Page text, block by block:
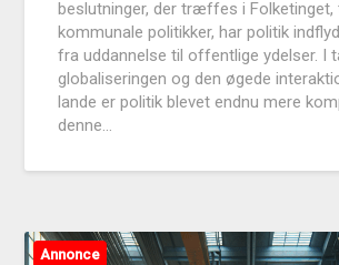
beslutninger, der træffes i Folketinget,
kommunale politikker, har politik
fra uddannelse til offentlige ydelser. I
globaliseringen og den øgede
lande er politik blevet endnu mere
denne…
Annonce